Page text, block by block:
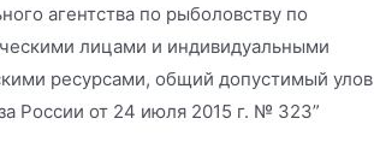
агентства по рыболовству по
лицами и индивидуальными
ресурсами, общий допустимый улов
России от 24 июля 2015 г. № 323”